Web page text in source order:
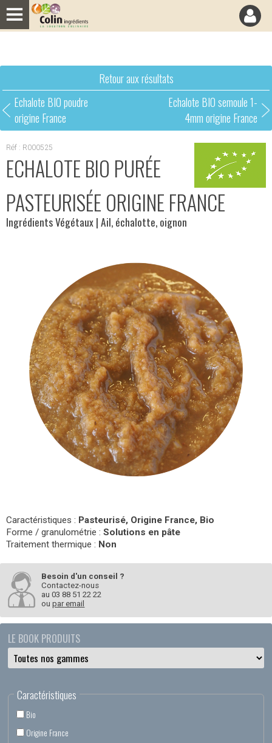
Retour aux résultats
Echalote BIO poudre
origine France
Echalote BIO semoule 1-
4mm origine France
Réf : R000525
ECHALOTE BIO PURÉE
PASTEURISÉE ORIGINE FRANCE
Ingrédients Végétaux| Ail, échalotte, oignon
Caractéristiques : Pasteurisé, Origine France, Bio
Forme / granulométrie : Solutions en pâte
Traitement thermique : Non
Besoin d'un conseil ?
Contactez-nous
au03 88 51 22 22
oupar email
LE BOOK PRODUITS
Caractéristiques
Bio
Origine France
Panneau de gestion des cookies